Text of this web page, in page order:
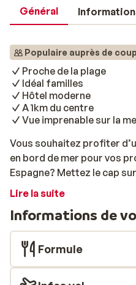
Général
Populaire auprès de
Proche de la plage
Idéal familles
Hôtel moderne
A 1km du centre
Vue imprenable sur la
Vous souhaitez profiter
en bord de mer pour vos
Espagne? Mettez le cap
trouverez pas de meilleur
dans la petite ville côtière
installé au MedPlaya Hotel
face de la mer
Carihuela. Un endroit de
ou en famille sous le soleil
Lire la suite
Informations de
Formule